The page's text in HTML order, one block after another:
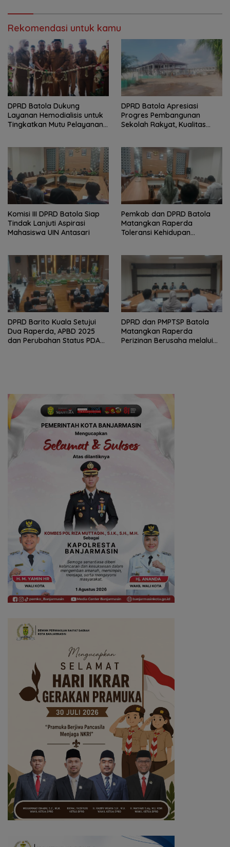
Rekomendasi untuk kamu
DPRD Batola Dukung
Layanan Hemodialisis untuk
Tingkatkan Mutu Pelayanan
DPRD Batola Apresiasi
Progres Pembangunan
Sekolah Rakyat, Kualitas
Komisi III DPRD Batola Siap
Tindak Lanjuti Aspirasi
Mahasiswa UIN Antasari
Pemkab dan DPRD Batola
Matangkan Raperda
Toleransi Kehidupan
DPRD Barito Kuala Setujui
Dua Raperda, APBD 2025
dan Perubahan Status PDAM
DPRD dan PMPTSP Batola
Matangkan Raperda
Perizinan Berusaha melalui